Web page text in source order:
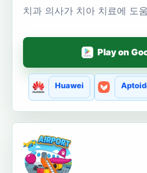
치과 의사가 치아 치료에 도
Play on
Huawei